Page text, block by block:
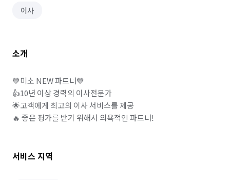
이사
소개
💙미소 NEW 파트너💙
👍10년 이상 경력의 이사전문가
🌟고객에게 최고의 이사 서비스를 제공
🔥 좋은 평가를 받기 위해서 의욕적인 파트너!
서비스 지역